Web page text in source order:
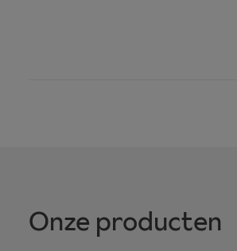
Onze producten